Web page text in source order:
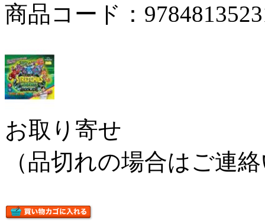
商品コード：
お取り寄せ
（品切れの場合はご連